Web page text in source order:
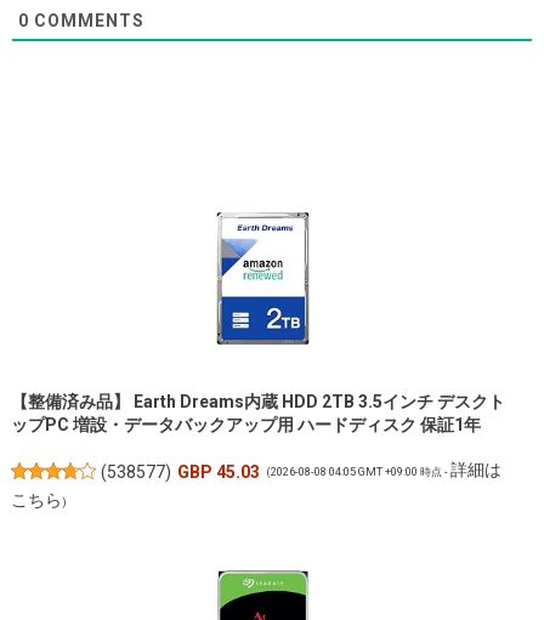
0 COMMENTS
【整備済み品】 Earth Dreams内蔵 HDD 2TB 3.5インチ デスクト
ップPC 増設・データバックアップ用 ハードディスク 保証1年
(538577) GBP 45.03 (2026-08-08 04:05 GMT +09:00 時点 -詳細は
こちら)